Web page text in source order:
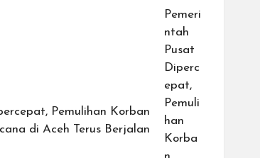
Pemulihan Korban
di Aceh Terus Berjalan